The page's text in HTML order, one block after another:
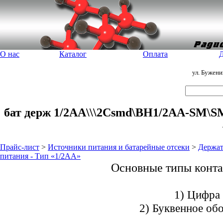
О нас Каталог Оплата
ул.
бат держ 1/2AA\\\2Csmd\BH1/2AA-
Прайс-лист > Источники питания и батарейные отсеки >
питания - Тип «1/2AA»
Основные типы
1) Цифра
2) Буквенное